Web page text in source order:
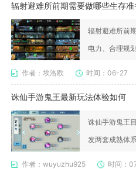
辐射避难所前期需要做哪些生存准
辐射避难所前
电力、合理规
作者：埃洛欧 时间：06-27
诛仙手游鬼王最新玩法体验如何
诛仙手游鬼王
发两套成熟体
作者：wuyuzhu925 时间：